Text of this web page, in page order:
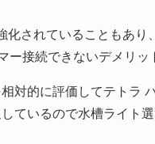
されていることもあり
接続できないデメリッ
対的に評価してテトラ
ているので水槽ライト選